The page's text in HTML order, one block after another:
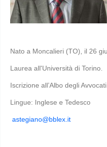
Nato a Moncalieri (TO), il 26
Laurea all'Università di Torino.
Iscrizione all’Albo degli
Lingue: Inglese e Tedesco
astegiano@bblex.it